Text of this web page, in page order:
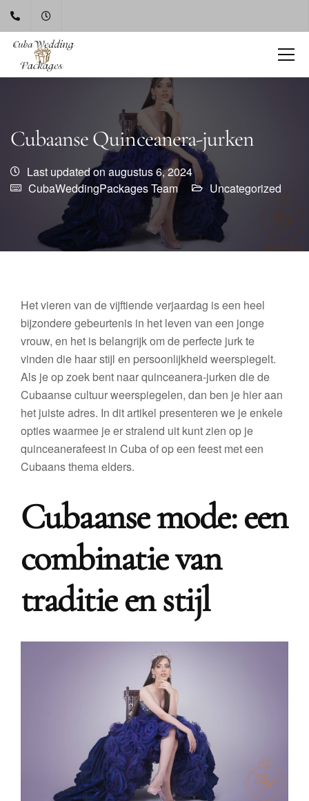
Cubaanse Quinceanera-jurken
Last updated on augustus 6, 2024
CubaWeddingPackages Team
Uncategorized
Het vieren van de vijftiende verjaardag is een heel
bijzondere gebeurtenis in het leven van een jonge
vrouw, en het is belangrijk om de perfecte jurk te
vinden die haar stijl en persoonlijkheid weerspiegelt.
Als je op zoek bent naar quinceanera-jurken die de
Cubaanse cultuur weerspiegelen, dan ben je hier aan
het juiste adres. In dit artikel presenteren we je enkele
opties waarmee je er stralend uit kunt zien op je
quinceanerafeest in Cuba of op een feest met een
Cubaans thema elders.
Cubaanse mode: een
combinatie van
traditie en stijl